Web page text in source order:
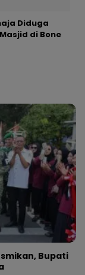
Diduga
di Bone
Bupati